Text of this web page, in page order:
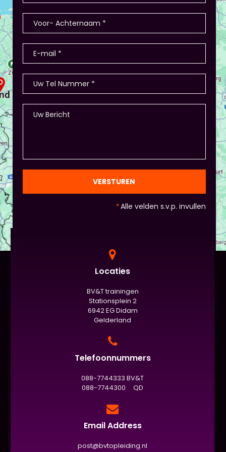
nemen ze de bestelling af? Hoe heten de
producten? - Of in Amsterdam 2 jaar terug: eerst
stellen de deelnemers zich voor (1-2 minuten
presentatie), hier waren ook winkeltjes, maar ook
memory met de producten, ze in categorieën
opdelen (grootte/kleur/soort) en andere spelletjes.
- Als je hierbij je eigen creativiteit in wil zetten is
dat altijd mogelijk! Maar: overleg dit dan wel met
Piet of hij dit wil in plaats van een eindpresentatie
+ zorg ervoor dat de deelnemers wel hun
en die van Piet en vervolgens de deelnemers:
gezien de eindpresentaties van 5 minuten de
officiële/vaste werkvorm zijn. Voor beginners is het
nog met spiekbriefje). - Vergeet het
evaluatieformulier niet :)
VERSTUREN
*Alle velden s.v.p. invullen
Locaties
BV&T trainingen
Stationsplein 2
6942 EG Didam
Gelderland
Telefoonnummers
088-7744333 BV&T
088-7744300 QD
Email Address
post@bvtopleiding.nl